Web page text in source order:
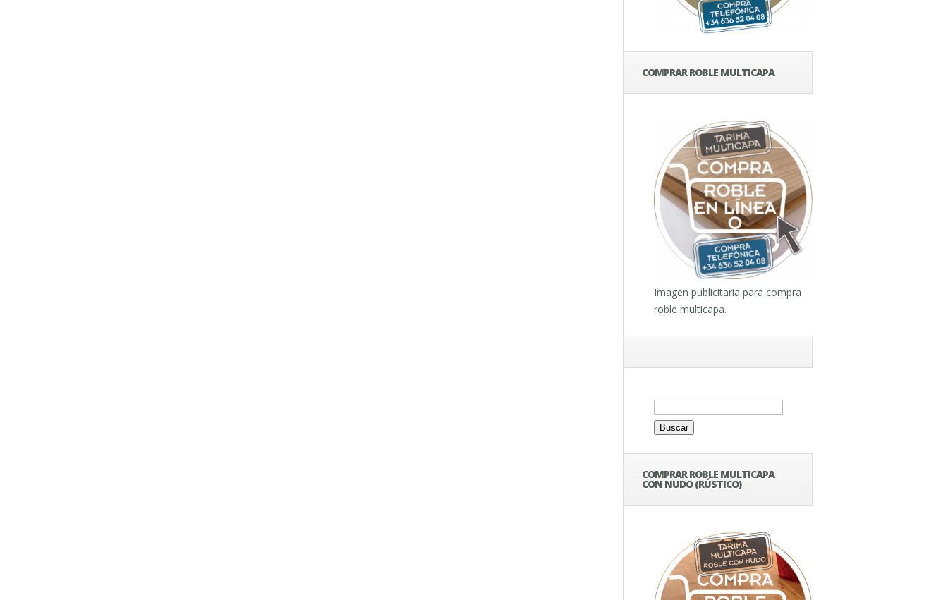
COMPRAR ROBLE MULTICAPA
Imagen publicitaria para compra
roble multicapa.
Buscar:
COMPRAR ROBLE MULTICAPA
CON NUDO (RÚSTICO)